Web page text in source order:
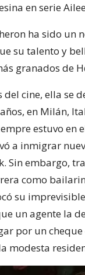
en serie
ha sido un
su talento y
granados de
del cine, ella se
en Milán,
estuvo en
a inmigrar
Sin embargo,
como
su
un agente la
por un cheque
modesta